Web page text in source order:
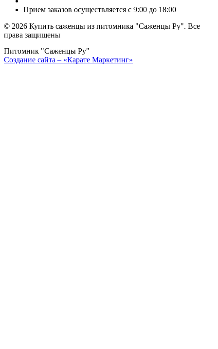
Прием заказов осуществляется с 9:00 до 18:00
© 2026 Купить саженцы из питомника "Саженцы Ру". Все
права защищены
Питомник "Саженцы Ру"
Создание сайта – «Карате Маркетинг»